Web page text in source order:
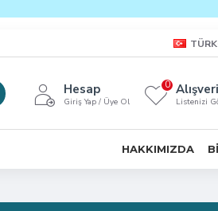
Hesap
Giriş Yap / Üye Ol Listenizi
0
HAKKIMIZDA